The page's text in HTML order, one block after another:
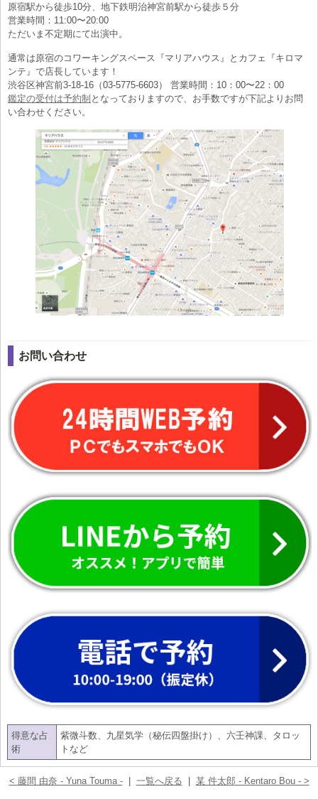
原宿駅から徒歩10分、地下鉄明治神宮前駅から徒歩５分
営業時間：11:00〜20:00
ただいま不定期にて出演中。
通常は原宿のコワーキングスペース『マリアハウス』とカフェ『キロマ
ンテ』で店長しています！
渋谷区神宮前3-18-16（03-5775-6603） 営業時間：10：00〜22：00
鑑定の受付は予約制 となっておりますので、お手数ですが下記よりお問
い合わせください。
お問い合わせ
得意な占
術
紫微斗数、九星気学（秘伝四盤掛け）、六壬神課、タロッ
トなど
< 藤間 由奈 - Yuna Touma -| 一覧へ戻る 某 件太郎 - Kentaro Bou - >